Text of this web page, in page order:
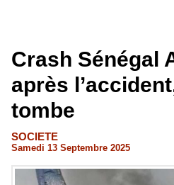
Crash Sénégal
après
tombe
SOCIETE
Samedi 13 Septembre 2025